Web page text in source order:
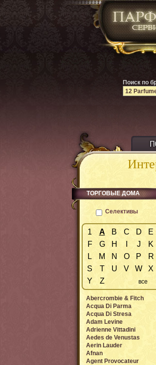
ТОРГОВЫЕ ДОМА
Селективы
1 A B C D
E
F
G H J
K
L
M N O P
R
S
T U V W
X
Y
Z все
Abercrombie & Fitch
Acqua Di Parma
Acqua Di Stresa
Adam Levine
Adrienne Vittadini
Aedes de Venustas
Aerin Lauder
Afnan
Agent Provocateur
Поиск по